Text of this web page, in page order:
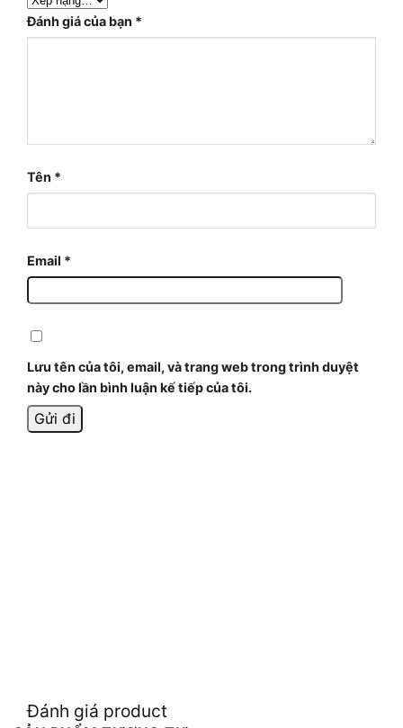
Đánh giá của bạn *
Tên *
Email *
Lưu tên của tôi, email, và trang web trong trình duyệt
này cho lần bình luận kế tiếp của tôi.
Đánh giá product